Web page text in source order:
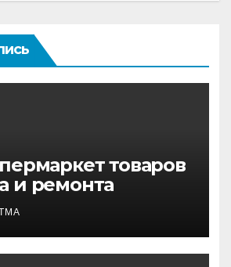
товаров
и ремонта